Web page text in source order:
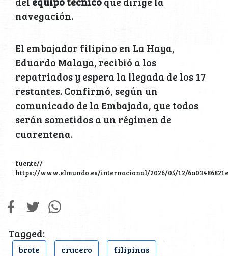
navegación.
El embajador filipino en La Haya,
Eduardo Malaya, recibió a los
repatriados y espera la llegada de los 17
restantes. Confirmó, según un
comunicado de la Embajada, que todos
serán sometidos a un régimen de
cuarentena.
fuente//
https://www.elmundo.es/internacional/2026/05/12/
Tagged:
brote crucero
filipinas